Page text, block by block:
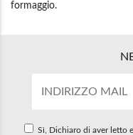
formaggio.
Sì, Dichiaro di aver letto